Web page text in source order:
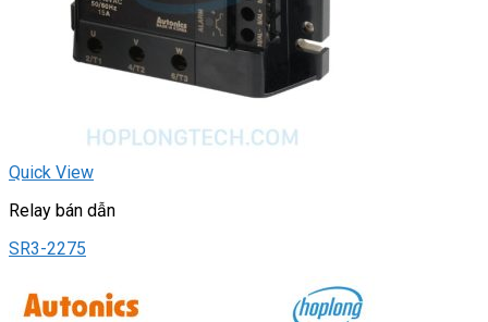
Quick View
Relay bán dẫn
SR3-2275